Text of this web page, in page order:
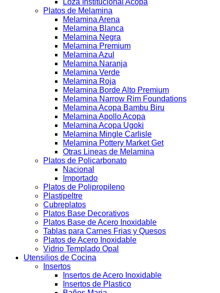
Loza Institucional Acopa
Platos de Melamina
Melamina Arena
Melamina Blanca
Melamina Negra
Melamina Premium
Melamina Azul
Melamina Naranja
Melamina Verde
Melamina Roja
Melamina Borde Alto Premium
Melamina Narrow Rim Foundations
Melamina Acopa Bambu Biru
Melamina Apollo Acopa
Melamina Acopa Ugoki
Melamina Mingle Carlisle
Melamina Pottery Market Get
Otras Lineas de Melamina
Platos de Policarbonato
Nacional
Importado
Platos de Polipropileno
Plastipeltre
Cubreplatos
Platos Base Decorativos
Platos Base de Acero Inoxidable
Tablas para Carnes Frias y Quesos
Platos de Acero Inoxidable
Vidrio Templado Opal
Utensilios de Cocina
Insertos
Insertos de Acero Inoxidable
Insertos de Plastico